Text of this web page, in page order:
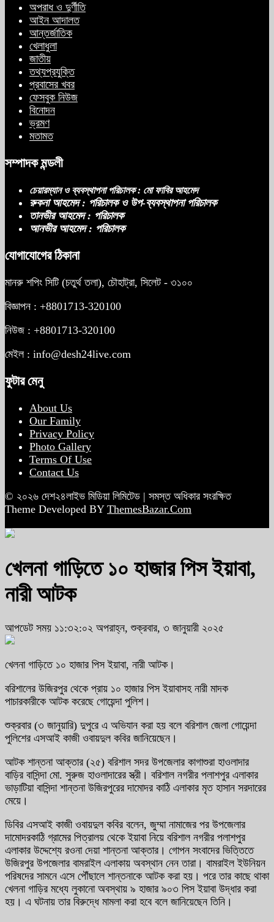
অপরাধ ও দুর্ণীতি
আইন আদালত
আন্তর্জাতিক
খেলাধুলা
জাতীয়
তথ্যপ্রযুক্তি
প্রবাসের খবর
ফেসবুক নিউজ
বিনোদন
ভ্রমণ
মতামত
সম্পাদক মন্ডলী
চেয়ারম্যান ও ব্যবস্থাপনা পরিচালক : মো ফাবির আহমেদ
রুকনা আহমেদ : পরিচালক ও উপ-ব্যবস্থাপনা পরিচালক
তানভীর আহমেদ : পরিচালক
আনভীর আহমেদ : পরিচালক
যোগাযোগের ঠিকানা
মানরু শপিং সিটি (চতুর্থ তলা), চৌহাট্রা, সিলেট - ৩১০০
বিজ্ঞাপন : +8801713-320100
নিউজ : +8801713-320100
মেইল : info@desh24live.com
ফুটার মেনু
About Us
Our Family
Privacy Policy
Photo Gallery
Terms Of Use
Contact Us
© ২০২৬ দেশ২৪লাইভ মিডিয়া লিমিটেড | সমস্ত অধিকার সংরক্ষিত
Theme Developed BY ThemesBazar.Com
খেলনা গাড়িতে ১০ হাজার পিস ইয়াবা,
নারী আটক
আপডেট সময় ১১:৩২:০২ অপরাহ্ন, শুক্রবার, ৩ জানুয়ারী ২০২৫
খেলনা গাড়িতে ১০ হাজার পিস ইয়াবা, নারী আটক।
বরিশালের উজিরপুর থেকে প্রায় ১০ হাজার পিস ইয়াবাসহ নারী মাদক
পাচারকারীকে আটক করেছে গোয়েন্দা পুলিশ।
শুক্রবার (৩ জানুয়ারি) দুপুরে এ অভিযান করা হয় বলে বরিশাল জেলা গোয়েন্দা
পুলিশের এসআই কাজী ওবায়দুল কবির জানিয়েছেন।
আটক শান্তনা আক্তার (২৫) বরিশাল সদর উপজেলার কাগাশুরা হাওলাদার
বাড়ির বাসিন্দা মো. সুরুজ হাওলাদারের স্ত্রী। বরিশাল নগরীর পলাশপুর এলাকার
ভাড়াটিয়া বাসিন্দা শান্তনা উজিরপুরের দামোদর কাঠি এলাকার মৃত হাসান সরদারের
মেয়ে।
ডিবির এসআই কাজী ওবায়দুল কবির বলেন, জুম্মা নামাজের পর উপজেলার
দামোদরকাঠি গ্রামের পিত্রালয় থেকে ইয়াবা নিয়ে বরিশাল নগরীর পলাশপুর
এলাকার উদ্দেশ্যে রওনা দেয়া শান্তনা আক্তার। গোপন সংবাদের ভিত্তিতে
উজিরপুর উপজেলার বামরাইল এলাকায় অবস্থান নেন তারা। বামরাইল ইউনিয়ন
পরিষদের সামনে এসে পৌঁছালে শান্তনাকে আটক করা হয়। পরে তার কাছে থাকা
খেলনা গাড়ির মধ্যে লুকানো অবস্থায় ৯ হাজার ৯০৩ পিস ইয়াবা উদ্ধার করা
হয়। এ ঘটনায় তার বিরুদ্ধে মামলা করা হবে বলে জানিয়েছেন তিনি।